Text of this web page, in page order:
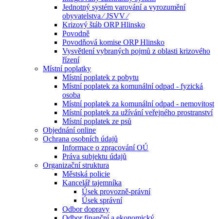
Jednotný systém varování a vyrozumění
obyvatelstva ⁄ JSVV ⁄
Krizový štáb ORP Hlinsko
Povodně
Povodňová komise ORP Hlinsko
Vysvětlení vybraných pojmů z oblasti krizového
řízení
Místní poplatky
Místní poplatek z pobytu
Místní poplatek za komunální odpad - fyzická
osoba
Místní poplatek za komunální odpad - nemovitost
Místní poplatek za užívání veřejného prostranství
Místní poplatek ze psů
Objednání online
Ochrana osobních údajů
Informace o zpracování OÚ
Práva subjektu údajů
Organizační struktura
Městská policie
Kancelář tajemníka
Úsek provozně-právní
Úsek správní
Odbor dopravy